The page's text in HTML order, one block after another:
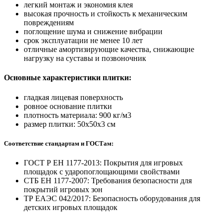
легкий монтаж и экономия клея
высокая прочность и стойкость к механическим
повреждениям
поглощение шума и снижение вибрации
срок эксплуатации не менее 10 лет
отличные амортизирующие качества, снижающие
нагрузку на суставы и позвоночник
Основные характеристики плитки:
гладкая лицевая поверхность
ровное основание плитки
плотность материала: 900 кг/м3
размер плитки: 50х50х3 см
Соответствие стандартам и ГОСТам:
ГОСТ Р ЕН 1177-2013: Покрытия для игровых
площадок с ударопоглощающими свойствами
СТБ ЕН 1177-2007: Требования безопасности для
покрытий игровых зон
ТР ЕАЭС 042/2017: Безопасность оборудования для
детских игровых площадок